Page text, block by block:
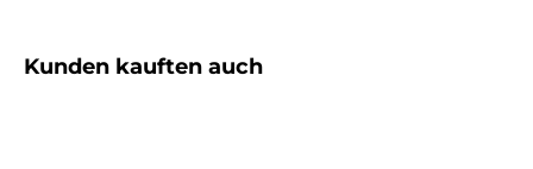
Produktgalerie überspringen
Kunden kauften auch